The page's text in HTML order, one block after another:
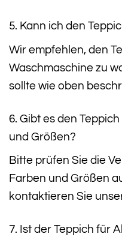
5. Kann ich den
Wir empfehlen, den
Waschmaschine zu
sollte wie oben
6. Gibt es den
und Größen?
Bitte prüfen Sie die
Farben und Größen
kontaktieren Sie
7. Ist der Teppich für